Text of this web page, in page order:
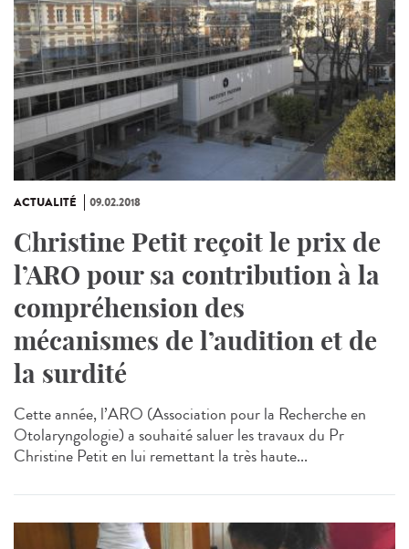
ACTUALITÉ 09.02.2018
Christine Petit reçoit le prix de
l’ARO pour sa contribution à la
compréhension des
mécanismes de l’audition et de
la surdité
Cette année, l’ARO (Association pour la Recherche en
Otolaryngologie) a souhaité saluer les travaux du Pr
Christine Petit en lui remettant la très haute...